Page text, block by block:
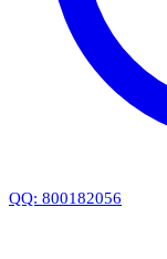
QQ: 800182056